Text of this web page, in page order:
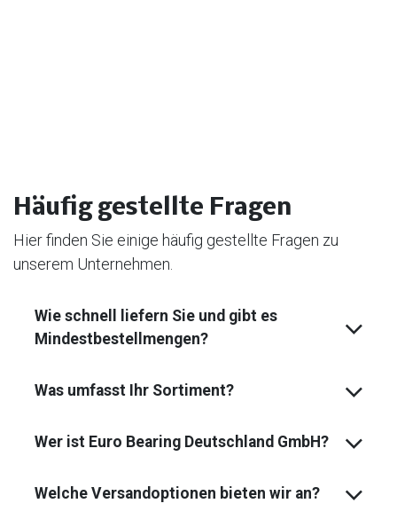
Häufig gestellte Fragen
Hier finden Sie einige häufig gestellte Fragen zu
unserem Unternehmen.
Wie schnell liefern Sie und gibt es
Mindest­bestell­mengen?
Was umfasst Ihr Sortiment?
Wer ist Euro Bearing Deutschland GmbH?
Welche Versandoptionen bieten wir an?